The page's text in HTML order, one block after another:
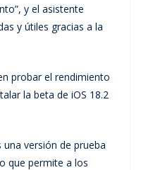
y el asistente
y útiles gracias a la
probar el rendimiento
la beta de iOS 18.2
versión de prueba
que permite a los